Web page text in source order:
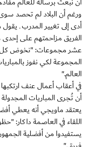
ورغم أن البلاد لم تحصد
أدى إلى تغيير المدرب ـ
الفريق مزاحمتهم على إحدى
عشر مجموعات: "نخوض كل
المجموعة لكي نفوز
العالم."
في أعقاب أعمال عنف
أن تُجرى المباريات
يعتقد ماويجي أنه يعطي
يستفيدوا من أفضلية